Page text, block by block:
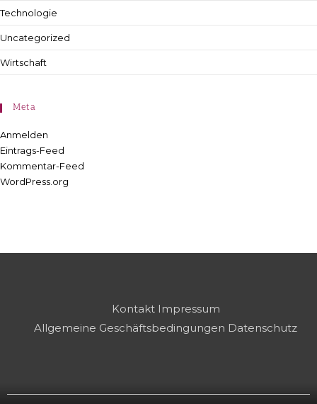
Technologie
Uncategorized
Wirtschaft
Meta
Anmelden
Eintrags-Feed
Kommentar-Feed
WordPress.org
Kontakt Impressum
Allgemeine Geschäftsbedingungen Datenschutz